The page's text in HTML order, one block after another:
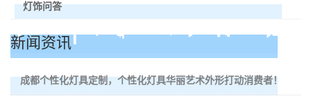
灯饰问答
新闻资讯
成都个性化灯具定制，个性化灯具华丽艺术外形打动消费者！